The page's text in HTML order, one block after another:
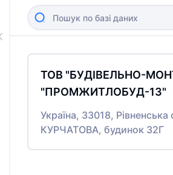
ТОВ "БУДІВЕЛЬНО-
"ПРОМЖИТЛОБУД-13"
Україна, 33018,
КУРЧАТОВА, будинок 32Г